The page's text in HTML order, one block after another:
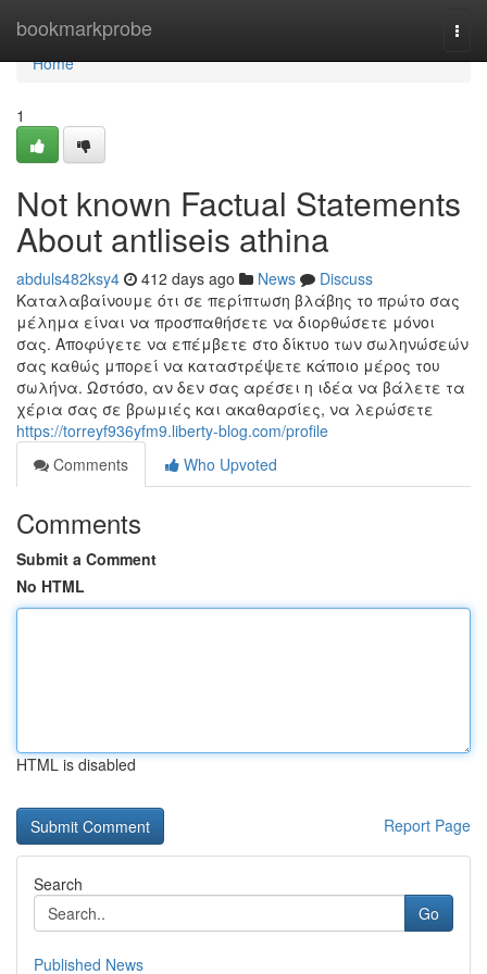
bookmarkprobe
Home
Home
1
Not known Factual Statements
About antliseis athina
abduls482ksy4 412 days ago News
Discuss
Καταλαβαίνουμε ότι σε περίπτωση βλάβης το πρώτο σας
μέλημα είναι να προσπαθήσετε να διορθώσετε μόνοι
σας. Αποφύγετε να επέμβετε στο δίκτυο των σωληνώσεών
σας καθώς μπορεί να καταστρέψετε κάποιο μέρος του
σωλήνα. Ωστόσο, αν δεν σας αρέσει η ιδέα να βάλετε τα
χέρια σας σε βρωμιές και ακαθαρσίες, να λερώσετε
https://torreyf936yfm9.liberty-blog.com/profile
Comments
Who Upvoted
Comments
Submit a Comment
No HTML
HTML is disabled
Report Page
Search
Go
Published News